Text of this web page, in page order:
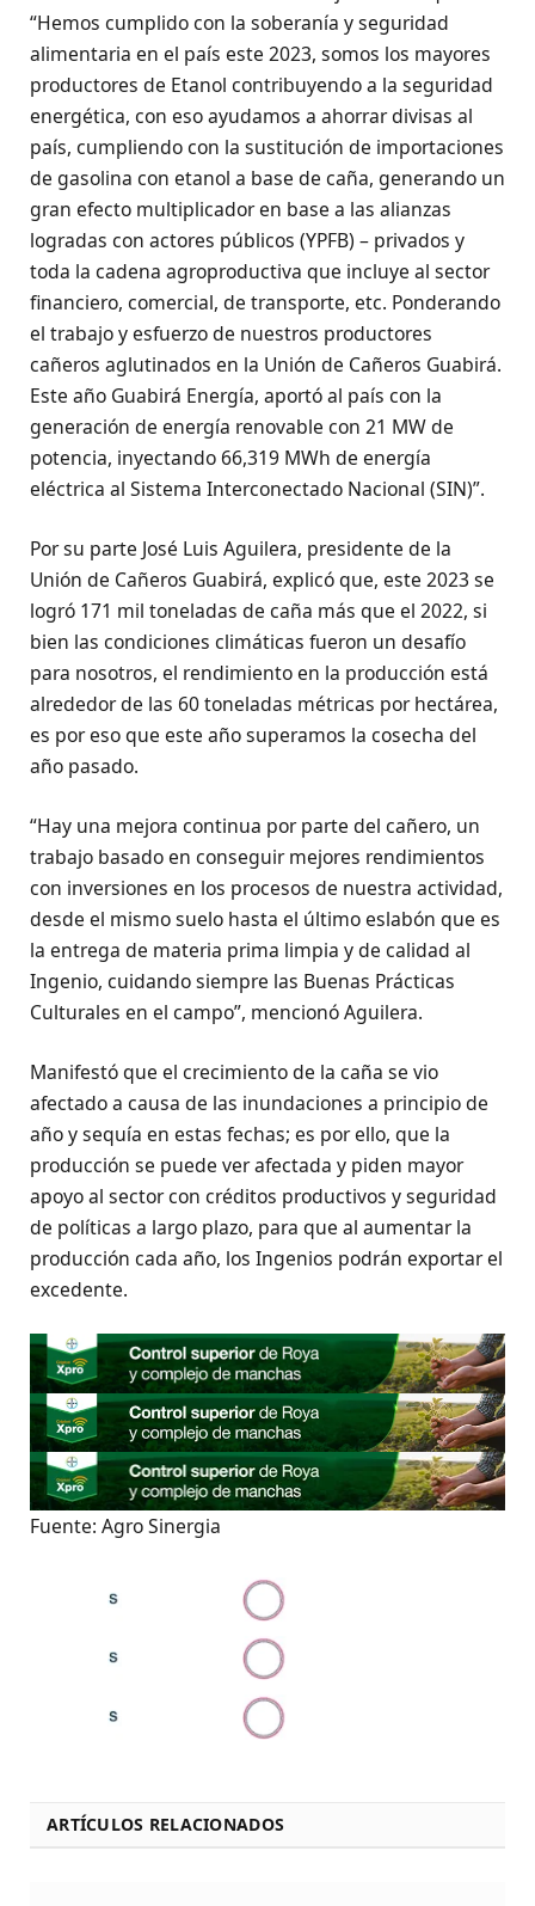
“Hemos cumplido con la soberanía y seguridad
alimentaria en el país este 2023, somos los mayores
productores de Etanol contribuyendo a la seguridad
energética, con eso ayudamos a ahorrar divisas al
país, cumpliendo con la sustitución de importaciones
de gasolina con etanol a base de caña, generando un
gran efecto multiplicador en base a las alianzas
logradas con actores públicos (YPFB) – privados y
toda la cadena agroproductiva que incluye al sector
financiero, comercial, de transporte, etc. Ponderando
el trabajo y esfuerzo de nuestros productores
cañeros aglutinados en la Unión de Cañeros Guabirá.
Este año Guabirá Energía, aportó al país con la
generación de energía renovable con 21 MW de
potencia, inyectando 66,319 MWh de energía
eléctrica al Sistema Interconectado Nacional (SIN)”.
Por su parte José Luis Aguilera, presidente de la
Unión de Cañeros Guabirá, explicó que, este 2023 se
logró 171 mil toneladas de caña más que el 2022, si
bien las condiciones climáticas fueron un desafío
para nosotros, el rendimiento en la producción está
alrededor de las 60 toneladas métricas por hectárea,
es por eso que este año superamos la cosecha del
año pasado.
“Hay una mejora continua por parte del cañero, un
trabajo basado en conseguir mejores rendimientos
con inversiones en los procesos de nuestra actividad,
desde el mismo suelo hasta el último eslabón que es
la entrega de materia prima limpia y de calidad al
Ingenio, cuidando siempre las Buenas Prácticas
Culturales en el campo”, mencionó Aguilera.
Manifestó que el crecimiento de la caña se vio
afectado a causa de las inundaciones a principio de
año y sequía en estas fechas; es por ello, que la
producción se puede ver afectada y piden mayor
apoyo al sector con créditos productivos y seguridad
de políticas a largo plazo, para que al aumentar la
producción cada año, los Ingenios podrán exportar el
excedente.
Fuente: Agro Sinergia
ARTÍCULOS RELACIONADOS